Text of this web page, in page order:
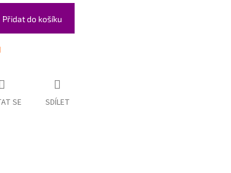
Přidat do košíku
SE SDÍLET